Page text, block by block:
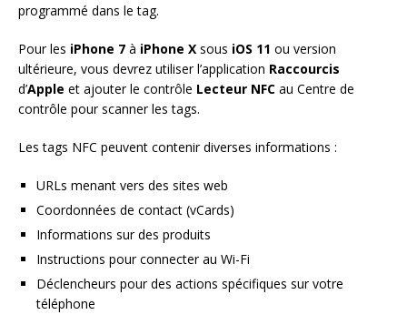
programmé dans le tag.
Pour les iPhone 7 à iPhone X sous iOS 11 ou version
ultérieure, vous devrez utiliser l’application Raccourcis
d’Apple et ajouter le contrôle Lecteur NFC au Centre de
contrôle pour scanner les tags.
Les tags NFC peuvent contenir diverses informations :
URLs menant vers des sites web
Coordonnées de contact (vCards)
Informations sur des produits
Instructions pour connecter au Wi-Fi
Déclencheurs pour des actions spécifiques sur votre
téléphone